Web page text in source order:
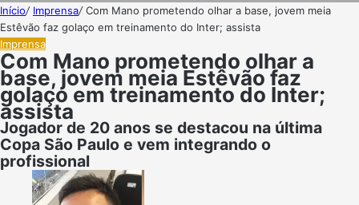
Início/ Imprensa/Com Mano prometendo olhar a base, jovem meia
Estêvão faz golaço em treinamento do Inter; assista
Imprensa
Com Mano prometendo olhar a
base, jovem meia Estêvão faz
golaço em treinamento do Inter;
assista
Jogador de 20 anos se destacou na última
Copa São Paulo e vem integrando o
profissional